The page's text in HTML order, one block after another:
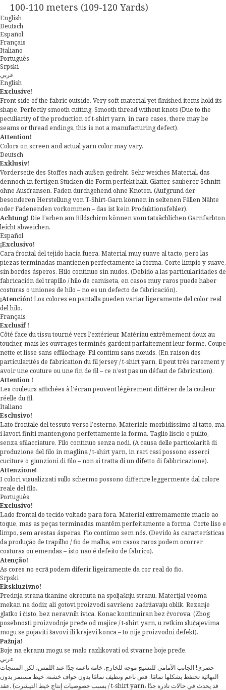
100-110 meters (109-120 Yards)
English
Deutsch
Español
Français
Italiano
Português
Srpski
عربي
English
Exclusive!
Front side of the fabric outside. Very soft material yet finished items hold its
shape. Perfectly smooth cutting. Smooth thread without knots (Due to the
peculiarity of the production of t-shirt yarn, in rare cases, there may be
seams or thread endings, this is not a manufacturing defect).
Attention!
Colors on screen and actual yarn color may vary.
Deutsch
Exklusiv!
Vorderseite des Stoffes nach außen gedreht. Sehr weiches Material, das
dennoch in fertigen Stücken die Form perfekt hält. Glatter, sauberer Schnitt
ohne Ausfransen. Faden durchgehend ohne Knoten. (Aufgrund der
besonderen Herstellung von T-Shirt-Garn können in seltenen Fällen Nähte
oder Fadenenden vorkommen – das ist kein Produktionsfehler).
Achtung! Die Farben am Bildschirm können vom tatsächlichen Garnfarbton
leicht abweichen.
Español
¡Exclusivo!
Cara frontal del tejido hacia fuera. Material muy suave al tacto, pero las
piezas terminadas mantienen perfectamente la forma. Corte limpio y suave,
sin bordes ásperos. Hilo continuo sin nudos. (Debido a las particularidades de
fabricación del trapillo / hilo de camiseta, en casos muy raros puede haber
costuras o uniones de hilo – no es un defecto de fabricación).
¡Atención! Los colores en pantalla pueden variar ligeramente del color real
del hilo.
Français
Exclusif !
Côté face du tissu tourné vers l’extérieur. Matériau extrêmement doux au
toucher, mais les ouvrages terminés gardent parfaitement leur forme. Coupe
nette et lisse sans effilochage. Fil continu sans nœuds. (En raison des
particularités de fabrication du fil jersey / t-shirt yarn, il peut très rarement y
avoir une couture ou une fin de fil – ce n’est pas un défaut de fabrication).
Attention !
Les couleurs affichées à l’écran peuvent légèrement différer de la couleur
réelle du fil.
Italiano
Esclusivo!
Lato frontale del tessuto verso l’esterno. Materiale morbidissimo al tatto, ma
i lavori finiti mantengono perfettamente la forma. Taglio liscio e pulito,
senza sfilacciature. Filo continuo senza nodi. (A causa delle particolarità di
produzione del filo in maglina / t-shirt yarn, in rari casi possono esserci
cuciture o giunzioni di filo – non si tratta di un difetto di fabbricazione).
Attenzione!
I colori visualizzati sullo schermo possono differire leggermente dal colore
reale del filo.
Português
Exclusivo!
Lado frontal do tecido voltado para fora. Material extremamente macio ao
toque, mas as peças terminadas mantêm perfeitamente a forma. Corte liso e
limpo, sem arestas ásperas. Fio contínuo sem nós. (Devido às características
da produção de trapilho / fio de malha, em casos raros podem ocorrer
costuras ou emendas – isto não é defeito de fabrico).
Atenção!
As cores no ecrã podem diferir ligeiramente da cor real do fio.
Srpski
Ekskluzivno!
Prednja strana tkanine okrenuta na spoljašnju stranu. Materijal veoma
mekan na dodir, ali gotovi proizvodi savršeno zadržavaju oblik. Rezanje
glatko i čisto, bez neravnih ivica. Konac kontinuiran bez čvorova. (Zbog
posebnosti proizvodnje pređe od majice / t-shirt yarn, u retkim slučajevima
mogu se pojaviti šavovi ili krajevi konca – to nije proizvodni defekt).
Pažnja!
Boje na ekranu mogu se malo razlikovati od stvarne boje pređe.
عربي
حصري! الجانب الأمامي للنسيج موجه للخارج. خامة ناعمة جدًا عند اللمس، لكن المنتجات
النهائية تحتفظ بشكلها تمامًا. قص ناعم ونظيف تمامًا بدون حواف خشنة. خيط مستمر بدون
عقد. (بسبب خصوصيات إنتاج خيط التيشرت / t-shirt yarn، قد يحدث في حالات نادرة جدًا